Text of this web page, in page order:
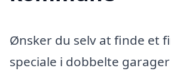
Ønsker du selv at finde et
speciale i dobbelte